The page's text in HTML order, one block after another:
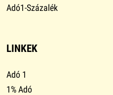
Adó1-Százalék
LINKEK
Adó 1
1% Adó